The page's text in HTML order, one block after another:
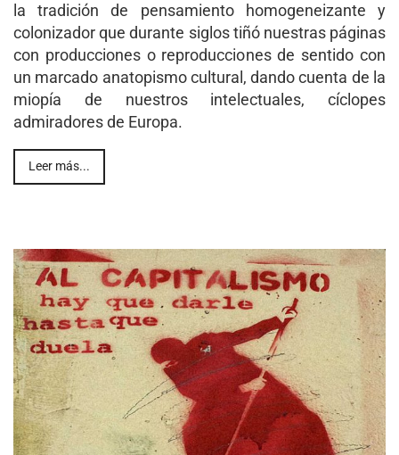
la tradición de pensamiento homogeneizante y
colonizador que durante siglos tiñó nuestras páginas
con producciones o reproducciones de sentido con
un marcado anatopismo cultural, dando cuenta de la
miopía de nuestros intelectuales, cíclopes
admiradores de Europa.
Leer más...